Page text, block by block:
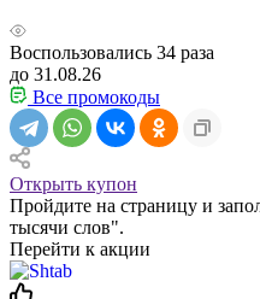
Воспользовались 34 раза
до 31.08.26
Все промокоды
Открыть купон
Пройдите на страницу и
тысячи слов".
Перейти к акции